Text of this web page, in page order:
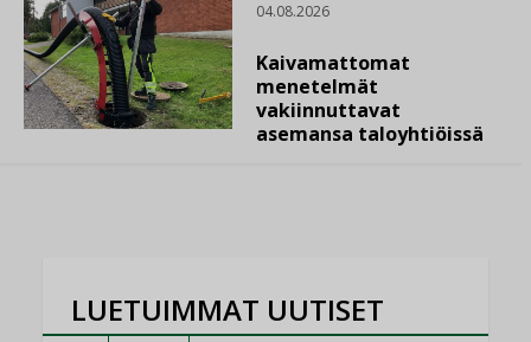
04.08.2026
Kaivamattomat
menetelmät
vakiinnuttavat
asemansa taloyhtiöissä
LUETUIMMAT UUTISET